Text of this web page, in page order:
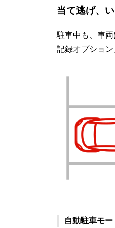
当て逃げ、
駐車中も、車
記録オプショ
自動駐車モ